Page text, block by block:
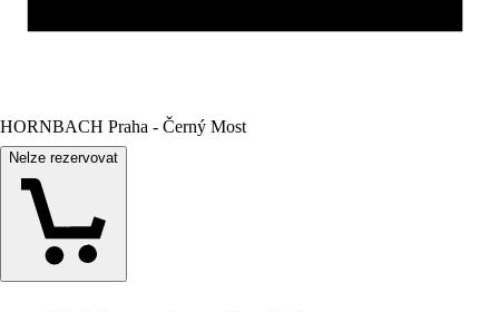
HORNBACH Praha - Černý Most
Nelze rezervovat